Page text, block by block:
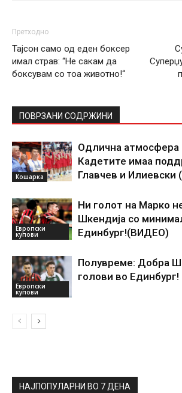
Претходно
Тајсон само од еден боксер
имал страв: “Не сакам да
боксувам со тоа животно!“
ПОВРЗАНИ СОДРЖИНИ
Кошарка
Одлична атмосфера
Кадетите имаа
Главчев и
Европски
купови
Ни голот на Марко
Шкендија со
Единбург!(ВИДЕО)
Европски
купови
Полувреме: Добра
голови во Единбург!
НАЈПОПУЛАРНИ ВО 7 ДЕНА